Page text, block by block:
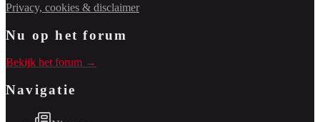
Privacy, cookies & disclaimer
Nu op het forum
Bekijk het forum →
Navigatie